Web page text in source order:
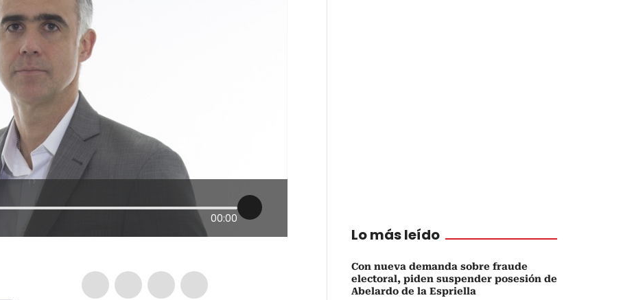
00:00
Lo más leído
Con nueva demanda sobre fraude
electoral, piden suspender posesión de
Abelardo de la Espriella